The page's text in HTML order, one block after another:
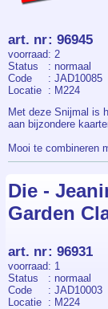
art. nr: 96945
voorraad: 2
Status
: normaal
Code
: JAD10085
Locatie : M224
Met deze Snijmal is
aan bijzondere
Mooi te combineren
Verpakt per stuk.
Die -
Garden
art. nr: 96931
voorraad: 1
Status
: normaal
Code
: JAD10003
Locatie : M224